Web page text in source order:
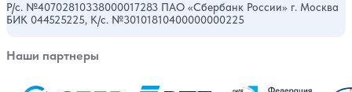
Р/с. №40702810338000017283 ПАО «Сбербанк России» г. Москва
БИК 044525225, К/с. №30101810400000000225
Наши партнеры